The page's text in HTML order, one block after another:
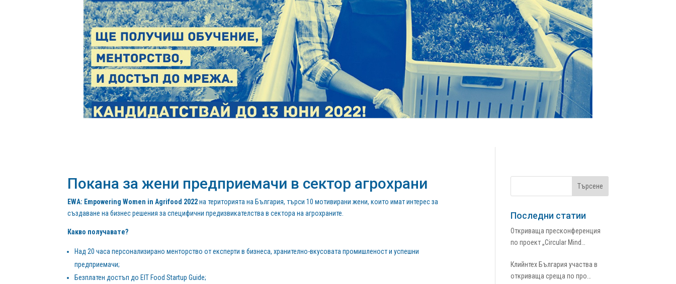
Покана за жени предприемачи в сектор агрохрани
EWA: Empowering Women in Agrifood 2022на територията на България, търси 10 мотивирани жени, които имат интерес за
създаване на бизнес решения за специфични предизвикателства в сектора на агрохраните.
Какво получавате?
Над 20 часа персонализирано менторство от експерти в бизнеса, хранително-вкусовата промишленост и успешни
предприемачи;
Безплатен достъп до EIT Food Startup Guide;
Последни статии
Откриваща пресконференция
по проект „Circular Mind…
Клийнтех България участва в
откриваща среща по про…